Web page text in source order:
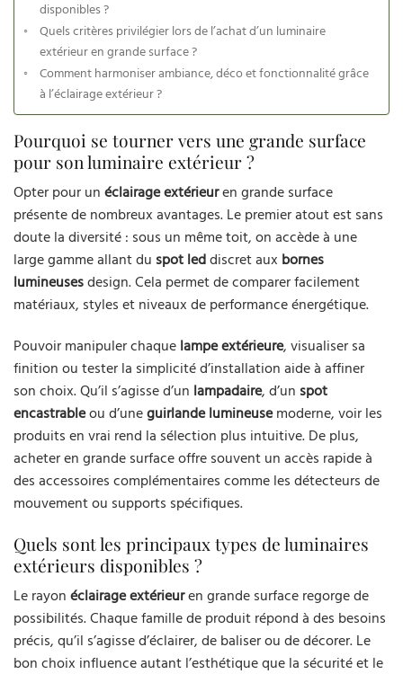
disponibles ?
Quels critères privilégier lors de l’achat d’un luminaire
extérieur en grande surface ?
Comment harmoniser ambiance, déco et fonctionnalité grâce
à l’éclairage extérieur ?
Pourquoi se tourner vers une grande surface
pour son luminaire extérieur ?
Opter pour un éclairage extérieuren grande surface
présente de nombreux avantages. Le premier atout est sans
doute la diversité : sous un même toit, on accède à une
large gamme allant du spot leddiscret aux bornes
lumineusesdesign. Cela permet de comparer facilement
matériaux, styles et niveaux de performance énergétique.
Pouvoir manipuler chaque lampe extérieure, visualiser sa
finition ou tester la simplicité d’installation aide à affiner
son choix. Qu’il s’agisse d’un lampadaire, d’un spot
encastrableou d’uneguirlande lumineusemoderne, voir les
produits en vrai rend la sélection plus intuitive. De plus,
acheter en grande surface offre souvent un accès rapide à
des accessoires complémentaires comme les détecteurs de
mouvement ou supports spécifiques.
Quels sont les principaux types de luminaires
extérieurs disponibles ?
Le rayon éclairage extérieuren grande surface regorge de
possibilités. Chaque famille de produit répond à des besoins
précis, qu’il s’agisse d’éclairer, de baliser ou de décorer. Le
bon choix influence autant l’esthétique que la sécurité et le